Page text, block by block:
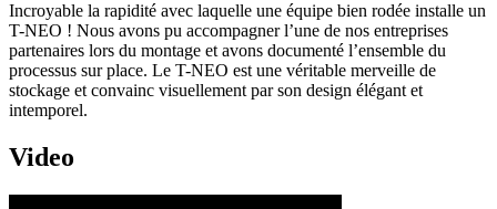
Incroyable la rapidité avec laquelle une équipe bien rodée installe un
T-NEO ! Nous avons pu accompagner l’une de nos entreprises
partenaires lors du montage et avons documenté l’ensemble du
processus sur place. Le T-NEO est une véritable merveille de
stockage et convainc visuellement par son design élégant et
intemporel.
Video